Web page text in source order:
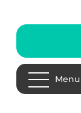
Menu